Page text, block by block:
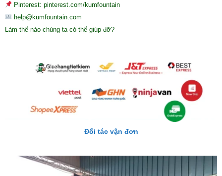
Pinterest: pinterest.com/kumfountain
help@kumfountain.com
Làm thế nào chúng ta có thể giúp đỡ?
Đối tác vận đơn